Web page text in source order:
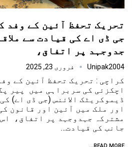
تحریک تحفظ آئین کے وفد
جی ڈی اے کی قیادت سے
جدوجہد پر اتفاق،
Unipak2004 فروری 23, 2025
کراچی : تحریک تحفظ آئین کے
اچکزئی کی سربراہی میں پیر
ڈیموکریٹک الائنس (جی ڈی اے)
اور ملک میں آئین اور قانون
مشترکہ جہدوجہد پر اتفاق،
جانب کی قیادت…